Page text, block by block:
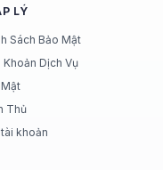
LÝ
Sách Bảo Mật
Khoản Dịch Vụ
Thủ
khoản